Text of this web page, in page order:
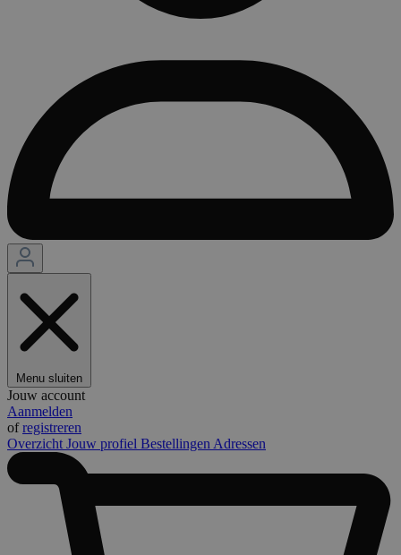
Menu sluiten
Jouw account
Aanmelden
ofregistreren
Overzicht Jouw profiel Bestellingen Adressen